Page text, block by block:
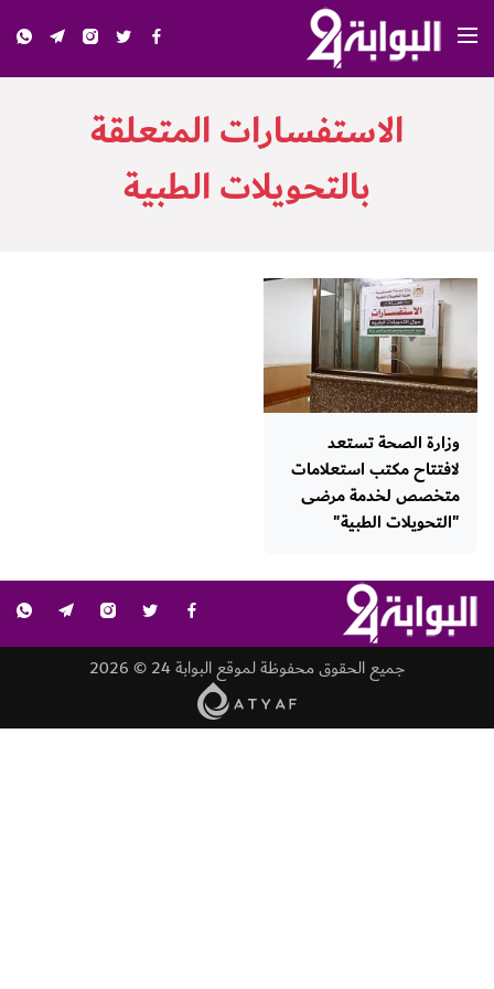
الاستفسارات المتعلقة
بالتحويلات الطبية
وزارة الصحة تستعد
لافتتاح مكتب استعلامات
متخصص لخدمة مرضى
"التحويلات الطبية"
جميع الحقوق محفوظة لموقع البوابة 24 © 2026